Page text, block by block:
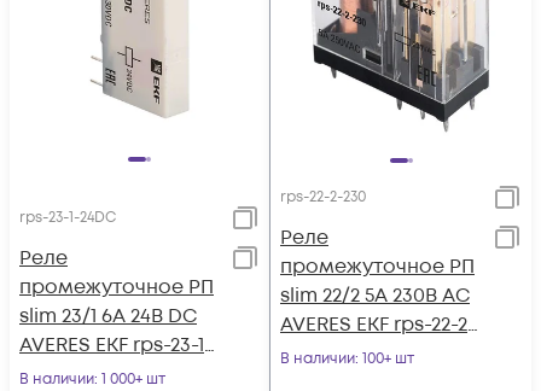
rps-23-1-24DC
Реле
промежуточное РП
slim 23/1 6А 24В DC
AVERES EKF rps-23-1-
24DC
В наличии: 1 000+ шт
rps-22-2-230
Реле
промежуточное РП
slim 22/2 5А 230В AC
AVERES EKF rps-22-2-
230
В наличии: 100+ шт